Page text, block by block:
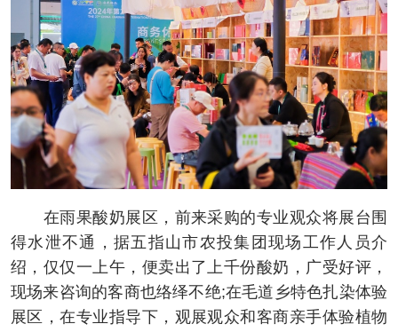
在雨果酸奶展区，前来采购的专业观众将展台围
得水泄不通，据五指山市农投集团现场工作人员介
绍，仅仅一上午，便卖出了上千份酸奶，广受好评，
现场来咨询的客商也络绎不绝;在毛道乡特色扎染体验
展区，在专业指导下，观展观众和客商亲手体验植物